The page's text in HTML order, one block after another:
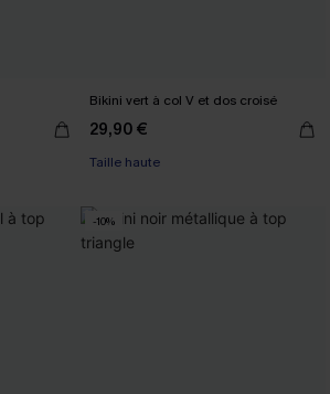
Bikini vert à col V et dos croisé
29,90 €
Taille haute
-10%